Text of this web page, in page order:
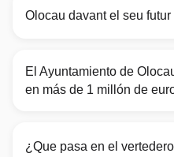
Olocau davant el seu futur
El Ayuntamiento de
en más de 1 millón de
¿Que pasa en el